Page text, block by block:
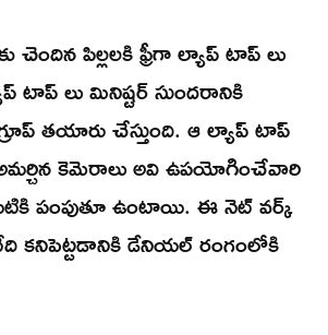
చెందిన పిల్లలకి ఫ్రీగా ల్యాప్ టాప్ లు
టాప్ లు మినిష్టర్ సుందరానికి
తయారు చేస్తుంది. ఆ ల్యాప్ టాప్
కెమెరాలు అవి ఉపయోగించేవారి
పంపుతూ ఉంటాయి. ఈ నెట్ వర్క్
కనిపెట్టడానికి డేనియల్ రంగంలోకి